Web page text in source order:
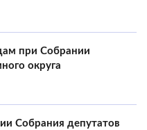
при Собрании
округа
Собрания депутатов